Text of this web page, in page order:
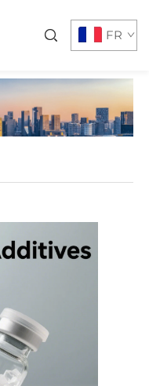
FR